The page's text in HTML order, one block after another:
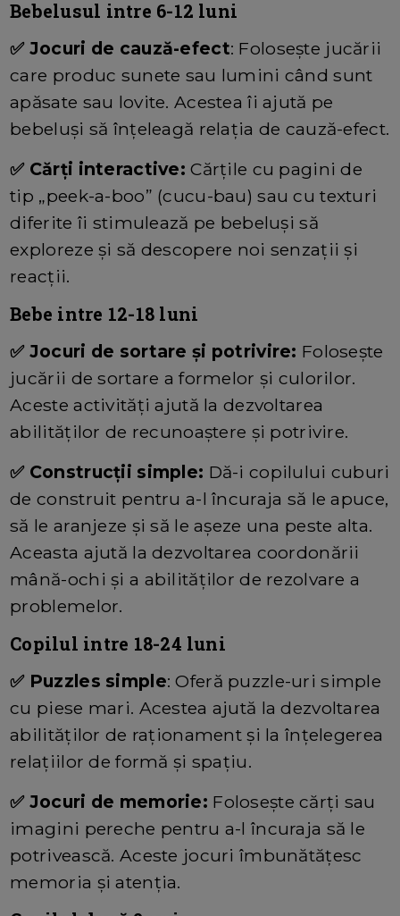
Bebelusul intre 6-12 luni
✅ Jocuri de cauză-efect: Folosește jucării
care produc sunete sau lumini când sunt
apăsate sau lovite. Acestea îi ajută pe
bebeluși să înțeleagă relația de cauză-efect.
✅ Cărți interactive: Cărțile cu pagini de
tip „peek-a-boo” (cucu-bau) sau cu texturi
diferite îi stimulează pe bebeluși să
exploreze și să descopere noi senzații și
reacții.
Bebe intre 12-18 luni
✅ Jocuri de sortare și potrivire: Folosește
jucării de sortare a formelor și culorilor.
Aceste activități ajută la dezvoltarea
abilităților de recunoaștere și potrivire.
✅ Construcții simple: Dă-i copilului cuburi
de construit pentru a-l încuraja să le apuce,
să le aranjeze și să le așeze una peste alta.
Aceasta ajută la dezvoltarea coordonării
mână-ochi și a abilităților de rezolvare a
problemelor.
Copilul intre 18-24 luni
✅ Puzzles simple: Oferă puzzle-uri simple
cu piese mari. Acestea ajută la dezvoltarea
abilităților de raționament și la înțelegerea
relațiilor de formă și spațiu.
✅ Jocuri de memorie: Folosește cărți sau
imagini pereche pentru a-l încuraja să le
potrivească. Aceste jocuri îmbunătățesc
memoria și atenția.